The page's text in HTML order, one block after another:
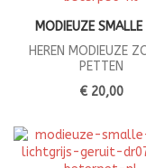
MODIEUZE SMALLE
HEREN MODIEUZE
PETTEN
€ 20,00